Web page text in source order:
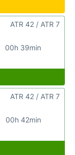
00h 39min
ATR 42 / ATR 7
00h 42min
ATR 42 / ATR 7